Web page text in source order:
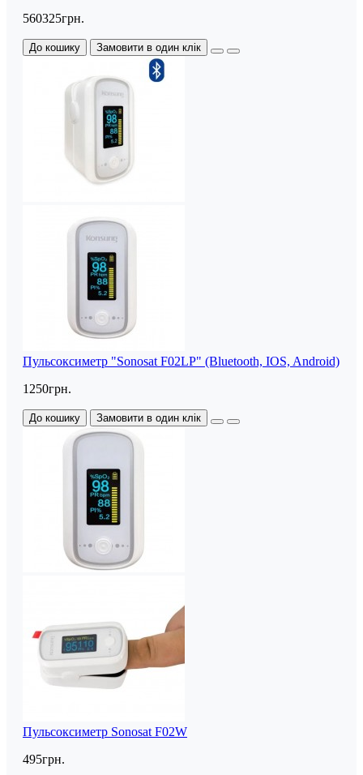
560325грн.
До кошику Замовити в один клік
Пульсоксиметр "Sonosat F02LP" (Bluetooth, IOS, Android)
1250грн.
До кошику Замовити в один клік
Пульсоксиметр Sonosat F02W
495грн.